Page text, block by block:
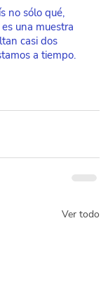
no sólo qué,
una muestra
casi dos
a tiempo.
Ver todo